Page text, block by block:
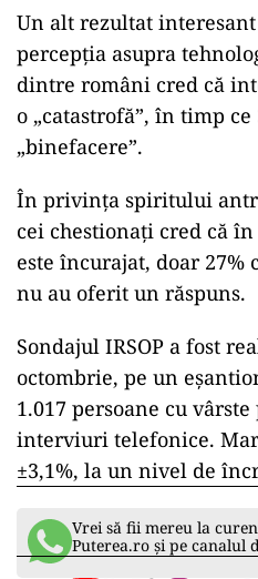
Un alt rezultat
percepția asupra
dintre români cred că
o „catastrofă”, în timp
„binefacere”.
În privința spiritului
cei chestionați cred că
este încurajat, doar
nu au oferit un răspuns.
Sondajul IRSOP a fost
octombrie, pe un
1.017 persoane cu
interviuri telefonice.
±3,1%, la un nivel de
Vrei să fii mereu la
Puterea.ro și pe canalul